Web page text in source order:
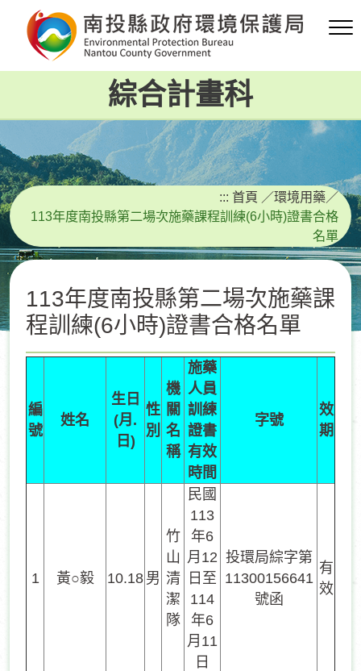
要
容
區
塊
綜合計畫科
::: 首頁 ／環境用藥／
113年度南投縣第二場次施藥課程訓練(6小時)證書合格
名單
113年度南投縣第二場次施藥課
程訓練(6小時)證書合格名單
編
號
姓名
生日
(月.
日)
性
別
機
關
名
稱
施藥
人員
訓練
證書
有效
時間
字號
效
期
1 黃○毅 10.18 男
竹
山
清
潔
隊
民國
113
年6
月12
日至
114
年6
月11
日
投環局綜字第
11300156641
號函
有
效